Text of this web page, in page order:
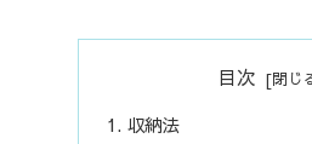
目次
収納法